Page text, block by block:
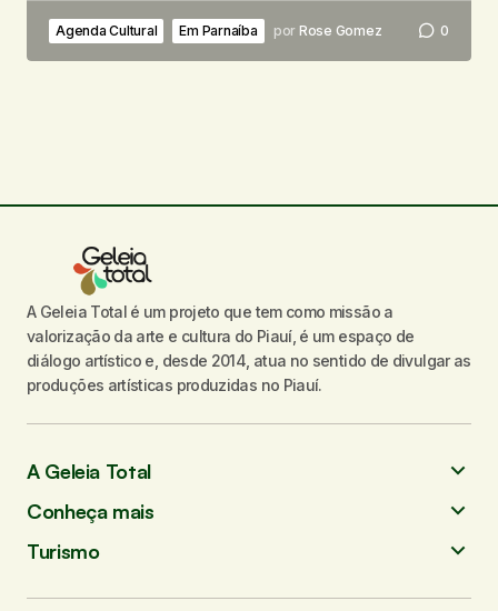
Agenda Cultural Em Parnaíba por Rose Gomez 0
A Geleia Total é um projeto que tem como missão a
valorização da arte e cultura do Piauí, é um espaço de
diálogo artístico e, desde 2014, atua no sentido de divulgar as
produções artísticas produzidas no Piauí.
A Geleia Total
Conheça mais
Turismo